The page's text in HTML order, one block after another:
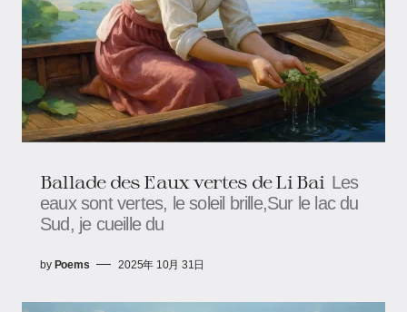
Ballade des Eaux vertes de Li Bai Les
eaux sont vertes, le soleil brille,Sur le lac du
Sud, je cueille du
by Poems 2025年 10月 31日